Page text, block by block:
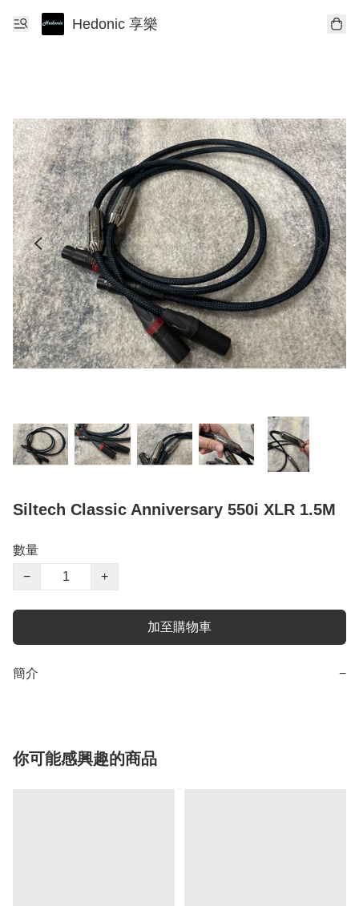
Hedonic 享樂
Siltech Classic Anniversary 550i XLR 1.5M
數量
−
+
加至購物車
簡介 −
你可能感興趣的商品